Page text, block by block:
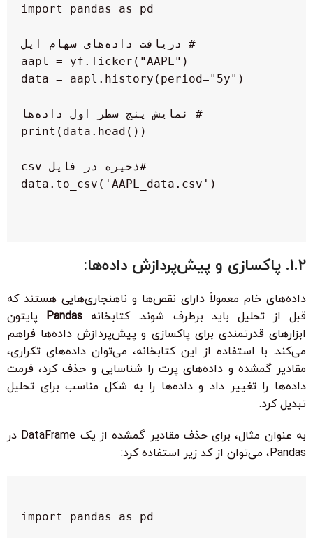
۱.۲. پاکسازی و پیش‌پردازش داده‌ها:
داده‌های خام معمولاً دارای نقص‌ها و ناهنجاری‌هایی هستند که
قبل از تحلیل باید برطرف شوند. کتابخانه Pandas پایتون
ابزارهای قدرتمندی برای پاکسازی و پیش‌پردازش داده‌ها فراهم
می‌کند. با استفاده از این کتابخانه، می‌توان داده‌های تکراری،
مقادیر گمشده و داده‌های پرت را شناسایی و حذف کرد، فرمت
داده‌ها را تغییر داد و داده‌ها را به شکل مناسب برای تحلیل
تبدیل کرد.
به عنوان مثال، برای حذف مقادیر گمشده از یک DataFrame در
Pandas، می‌توان از کد زیر استفاده کرد: